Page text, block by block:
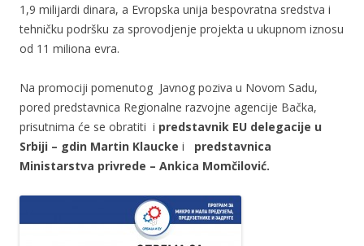
1,9 milijardi dinara, a Evropska unija bespovratna sredstva i
tehničku podršku za sprovodjenje projekta u ukupnom iznosu
od 11 miliona evra.
Na promociji pomenutog Javnog poziva u Novom Sadu,
pored predstavnica Regionalne razvojne agencije Bačka,
prisutnima će se obratiti i predstavnik EU delegacije u
Srbiji – gdin Martin Klaucke i predstavnica
Ministarstva privrede – Ankica Momčilović.